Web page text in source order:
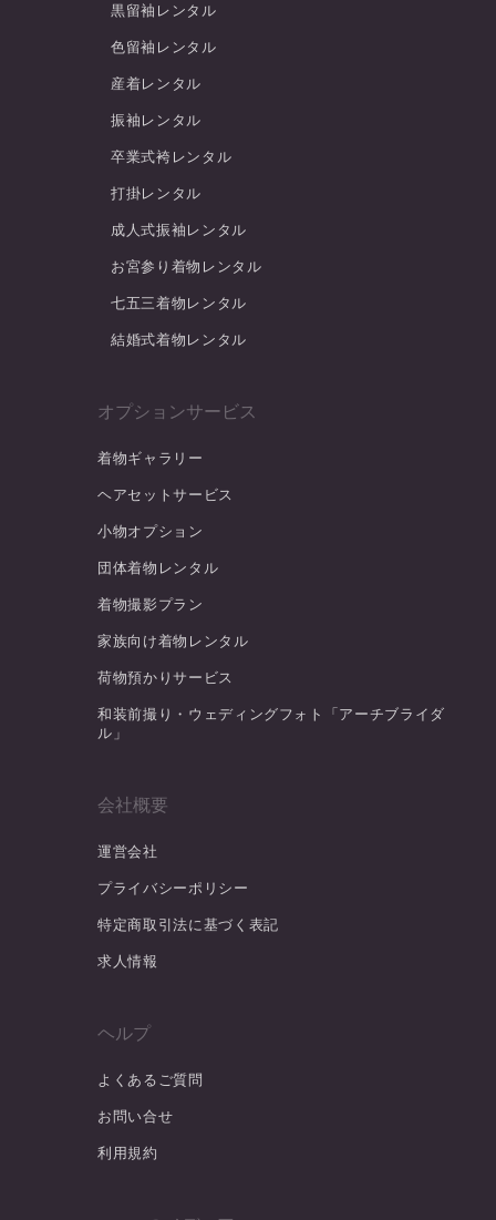
黒留袖レンタル
色留袖レンタル
産着レンタル
振袖レンタル
卒業式袴レンタル
打掛レンタル
成人式振袖レンタル
お宮参り着物レンタル
七五三着物レンタル
結婚式着物レンタル
オプションサービス
着物ギャラリー
ヘアセットサービス
小物オプション
団体着物レンタル
着物撮影プラン
家族向け着物レンタル
荷物預かりサービス
和装前撮り・ウェディングフォト「アーチブライダ
ル」
会社概要
運営会社
プライバシーポリシー
特定商取引法に基づく表記
求人情報
ヘルプ
よくあるご質問
お問い合せ
利用規約